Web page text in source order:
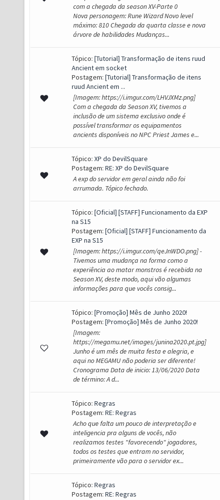
com a chegada da season XV-Parte 0
Nova personagem: Rune Wizard Novo level
máximo: 810 Chegada da quarta classe e nova
árvore de habilidades Mudanças...
Tópico: [Tutorial] Transformação de itens ruud
Ancient em socket
Postagem: [Tutorial] Transformação de itens
ruud Ancient em ...
[Imagem: https://i.imgur.com/LHVJXMz.png]
Com a chegada da Season XV, tivemos a
inclusão de um sistema exclusivo onde é
possível transformar os equipamentos
ancients disponíveis no NPC Priest James e...
Tópico: XP do DevilSquare
Postagem: RE: XP do DevilSquare
A exp do servidor em geral ainda não foi
arrumada. Tópico fechado.
Tópico: [Oficial] [STAFF] Funcionamento da EXP
na S15
Postagem: [Oficial] [STAFF] Funcionamento da
EXP na S15
[Imagem: https://i.imgur.com/qeJnWDO.png] -
Tivemos uma mudança na forma como a
experiência ao matar monstros é recebida na
Season XV, deste modo, aqui vão algumas
informações para que vocês consig...
Tópico: [Promoção] Mês de Junho 2020!
Postagem: [Promoção] Mês de Junho 2020!
[Imagem:
https://megamu.net/images/junina2020.pt.jpg]
Junho é um mês de muita festa e alegria, e
aqui no MEGAMU não poderia ser diferente!
Cronograma Data de inicio: 13/06/2020 Data
de término: A d...
Tópico: Regras
Postagem: RE: Regras
Acho que falta um pouco de interpretação e
inteligencia pra alguns de vocês, não
realizamos testes "favorecendo" jogadores,
todos os testes que entram no servidor,
primeiramente vão para o servidor ex...
Tópico: Regras
Postagem: RE: Regras